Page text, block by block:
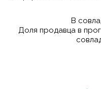
В
Доля продавца в